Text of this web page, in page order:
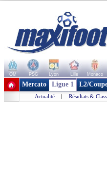
OM PSG Lyon Lille Monaco
+ de clubs
Mercato Ligue 1 L2/
Actualité | Résultats &